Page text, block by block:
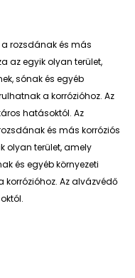
rozsdának és más
az egyik olyan terület,
sónak és egyéb
a korrózióhoz. Az
hatásoktól. Az
és más korróziós
olyan terület, amely
és egyéb környezeti
Az alvázvédő